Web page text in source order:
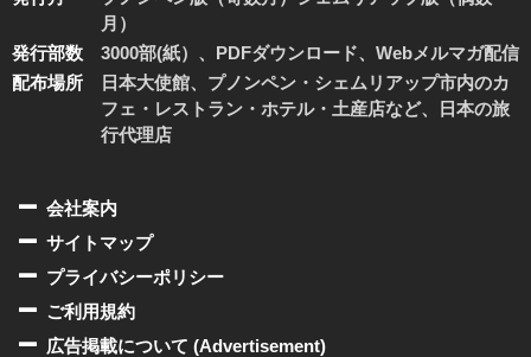
月）
発行部数
3000部(紙）、PDFダウンロード、Webメルマガ配信
配布場所
日本大使館、プノンペン・シェムリアップ市内のカ
フェ・レストラン・ホテル・土産店など、日本の旅
行代理店
会社案内
サイトマップ
プライバシーポリシー
ご利用規約
広告掲載について (Advertisement)